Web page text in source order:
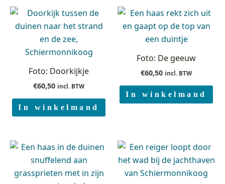
Foto: Doorkijkje
€60,50 incl. BTW
In winkelmand
Foto: De geeuw
€60,50 incl. BTW
In winkelmand